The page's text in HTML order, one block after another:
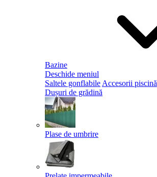
Bazine
Deschide meniul
Saltele gonflabile Accesorii piscină
Dușuri de grădină
Plase de umbrire